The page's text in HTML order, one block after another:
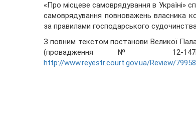
«Про місцеве самоврядування в Україні»
самоврядування повноважень власника
за правилами господарського
З повним текстом постанови Великої
(провадження № 12-
http://www.reyestr.court.gov.ua/Review/